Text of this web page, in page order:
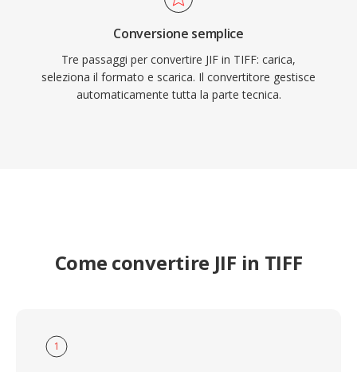
Conversione semplice
Tre passaggi per convertire JIF in TIFF: carica,
seleziona il formato e scarica. Il convertitore gestisce
automaticamente tutta la parte tecnica.
Come convertire JIF in TIFF
1